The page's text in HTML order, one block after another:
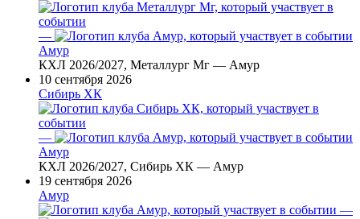
—
Амур
КХЛ 2026/2027, Металлург Мг — Амур
10 сентября 2026
Сибирь ХК
—
Амур
КХЛ 2026/2027, Сибирь ХК — Амур
19 сентября 2026
Амур
—